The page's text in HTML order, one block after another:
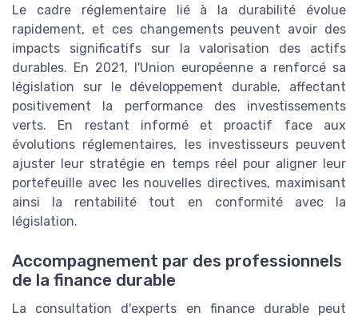
Le cadre réglementaire lié à la durabilité évolue
rapidement, et ces changements peuvent avoir des
impacts significatifs sur la valorisation des actifs
durables. En 2021, l'Union européenne a renforcé sa
législation sur le développement durable, affectant
positivement la performance des investissements
verts. En restant informé et proactif face aux
évolutions réglementaires, les investisseurs peuvent
ajuster leur stratégie en temps réel pour aligner leur
portefeuille avec les nouvelles directives, maximisant
ainsi la rentabilité tout en conformité avec la
législation.
Accompagnement par des professionnels
de la finance durable
La consultation d'experts en finance durable peut